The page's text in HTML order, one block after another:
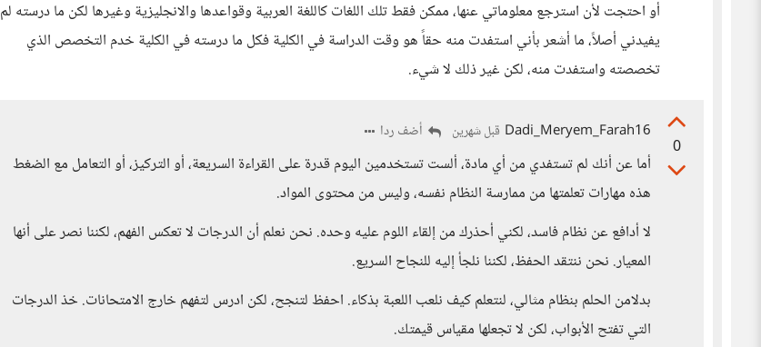
أو احتجت لأن استرجع معلوماتي عنها، ممكن فقط تلك اللغات كاللغة العربية وقواعدها والانجليزية وغيرها لكن ما درسته لم
يفيدني أصلاً، ما أشعر بأني استفدت منه حقاً هو وقت الدراسة في الكلية فكل ما درسته في الكلية خدم التخصص الذي
تخصصته واستفدت منه، لكن غير ذلك لا شيء.
0
Dadi_Meryem_Farah16 قبل شهرين أضف ردا
أما عن أنك لم تستفدي من أي مادة، ألست تستخدمين اليوم قدرة على القراءة السريعة، أو التركيز، أو التعامل مع الضغط
هذه مهارات تعلمتها من ممارسة النظام نفسه، وليس من محتوى المواد.
لا أدافع عن نظام فاسد، لكني أحذرك من إلقاء اللوم عليه وحده. نحن نعلم أن الدرجات لا تعكس الفهم، لكننا نصر على أنها
المعيار. نحن ننتقد الحفظ، لكننا نلجأ إليه للنجاح السريع.
بدلامن الحلم بنظام مثالي، لنتعلم كيف نلعب اللعبة بذكاء. احفظ لتنجح، لكن ادرس لتفهم خارج الامتحانات. خذ الدرجات
التي تفتح الأبواب، لكن لا تجعلها مقياس قيمتك.